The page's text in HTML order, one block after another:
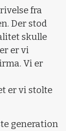
fra
Der stod
skulle
er vi
Vi er
er vi stolte
generation